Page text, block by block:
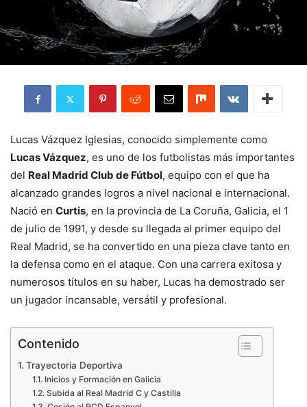
Lucas Vázquez Iglesias, conocido simplemente como
Lucas Vázquez, es uno de los futbolistas más importantes
del Real Madrid Club de Fútbol, equipo con el que ha
alcanzado grandes logros a nivel nacional e internacional.
Nació en Curtis, en la provincia de La Coruña, Galicia, el 1
de julio de 1991, y desde su llegada al primer equipo del
Real Madrid, se ha convertido en una pieza clave tanto en
la defensa como en el ataque. Con una carrera exitosa y
numerosos títulos en su haber, Lucas ha demostrado ser
un jugador incansable, versátil y profesional.
Contenido
Trayectoria Deportiva
Inicios y Formación en Galicia
Subida al Real Madrid C y Castilla